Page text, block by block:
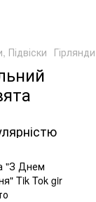
Підвіски Гірлянди